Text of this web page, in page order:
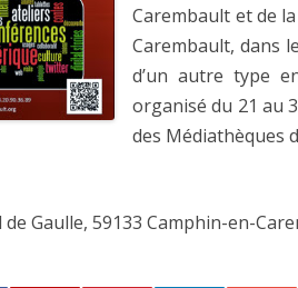
Carembault et de
Carembault, dans
d’un autre type
organisé du 21 au
des Médiathèques
Gaulle, 59133 Camphin-en-